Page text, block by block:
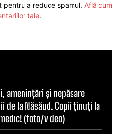
pentru a reduce spamul. Află cum
tale.
amenințări și nepăsare
de la Năsăud. Copii ținuți la
(foto/video)